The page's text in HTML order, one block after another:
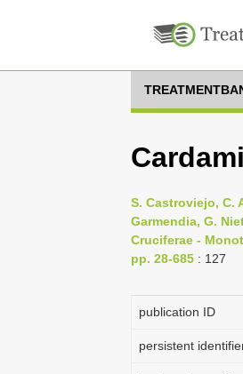
S. Castroviejo, C.
Garmendia, G.
Cruciferae -
pp. 28-685 : 127
publication ID
persistent